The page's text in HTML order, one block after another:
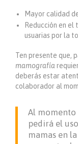
Mayor calidad
Reducción en el
usuarias por la
Ten presente que,
mamografía
deberás estar
colaborador al
Al momento
pedirá el
mamas en